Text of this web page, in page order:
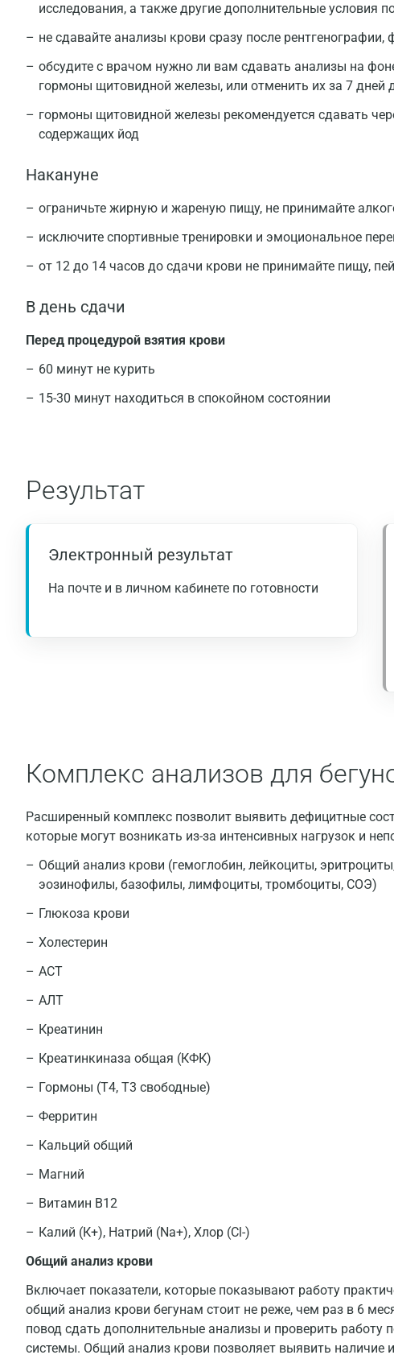
исследования, а также другие дополнительные условия
не сдавайте анализы крови сразу после
обсудите с врачом нужно ли вам сдавать анализы на
гормоны щитовидной железы, или отменить их за 7 дней
гормоны щитовидной железы рекомендуется сдавать
содержащих йод
Накануне
ограничьте жирную и жареную пищу, не принимайте
исключите спортивные тренировки и эмоциональное
от 12 до 14 часов до сдачи крови не принимайте пищу,
В день сдачи
Перед процедурой взятия крови
60 минут не курить
15-30 минут находиться в спокойном состоянии
Результат
Электронный результат
На почте и в личном кабинете по готовности
Комплекс анализов для
Расширенный комплекс позволит выявить дефицитные
которые могут возникать из-за интенсивных нагрузок и
Общий анализ крови (гемоглобин, лейкоциты,
эозинофилы, базофилы, лимфоциты, тромбоциты, СОЭ)
Глюкоза крови
Холестерин
АСТ
АЛТ
Креатинин
Креатинкиназа общая (КФК)
Гормоны (Т4, Т3 свободные)
Ферритин
Кальций общий
Магний
Витамин В12
Калий (К+), Натрий (Na+), Хлор (Сl-)
Общий анализ крови
Включает показатели, которые показывают работу
общий анализ крови бегунам стоит не реже, чем раз в 6
повод сдать дополнительные анализы и проверить работу
системы. Общий анализ крови позволяет выявить наличие